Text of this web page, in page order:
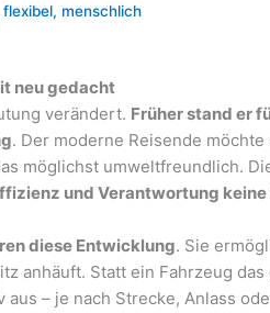
menschlich
neu gedacht
verändert. Früher stand er
. Der moderne Reisende
möglichst umweltfreundlich.
und Verantwortung
diese Entwicklung. Sie
anhäuft. Statt ein Fahrzeug
– je nach Strecke, Anlass